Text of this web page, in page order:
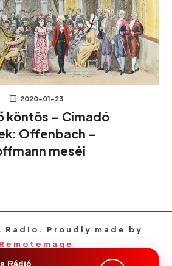
2020-01-23
köntös – Címadó
Offenbach –
meséi
Radio. Proudly made by
Remotemage
Rádió